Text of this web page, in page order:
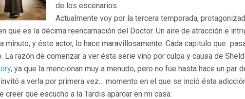
de los escenarios.
Actualmente voy por la tercera temporada,
que es la décima reencarnación del Doctor. Un aire de atracción e
minuto, y éste actor, lo hace maravillosamente. Cada capitulo que
La razón de comenzar a ver ésta serie vino por culpa y causa de
, ya que la mencionan muy a menudo, pero no fue hasta hace un par
a verla por primera vez… momento en el que se inció ésta
creer que escucho a la Tardis aparcar en mi casa.